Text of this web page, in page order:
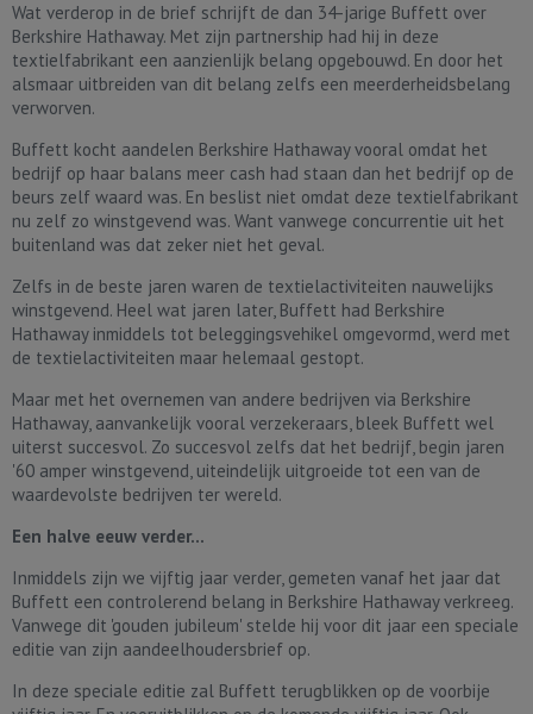
Wat verderop in de brief schrijft de dan 34-jarige Buffett over
Berkshire Hathaway. Met zijn partnership had hij in deze
textielfabrikant een aanzienlijk belang opgebouwd. En door het
alsmaar uitbreiden van dit belang zelfs een meerderheidsbelang
verworven.
Buffett kocht aandelen Berkshire Hathaway vooral omdat het
bedrijf op haar balans meer cash had staan dan het bedrijf op de
beurs zelf waard was. En beslist niet omdat deze textielfabrikant
nu zelf zo winstgevend was. Want vanwege concurrentie uit het
buitenland was dat zeker niet het geval.
Zelfs in de beste jaren waren de textielactiviteiten nauwelijks
winstgevend. Heel wat jaren later, Buffett had Berkshire
Hathaway inmiddels tot beleggingsvehikel omgevormd, werd met
de textielactiviteiten maar helemaal gestopt.
Maar met het overnemen van andere bedrijven via Berkshire
Hathaway, aanvankelijk vooral verzekeraars, bleek Buffett wel
uiterst succesvol. Zo succesvol zelfs dat het bedrijf, begin jaren
'60 amper winstgevend, uiteindelijk uitgroeide tot een van de
waardevolste bedrijven ter wereld.
Een halve eeuw verder...
Inmiddels zijn we vijftig jaar verder, gemeten vanaf het jaar dat
Buffett een controlerend belang in Berkshire Hathaway verkreeg.
Vanwege dit 'gouden jubileum' stelde hij voor dit jaar een speciale
editie van zijn aandeelhoudersbrief op.
In deze speciale editie zal Buffett terugblikken op de voorbije